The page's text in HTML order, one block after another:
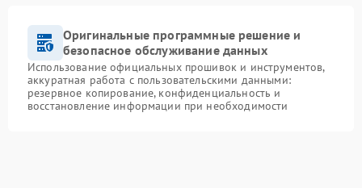
Оригинальные программные решение и
безопасное обслуживание данных
Использование официальных прошивок и инструментов,
аккуратная работа с пользовательскими данными:
резервное копирование, конфиденциальность и
восстановление информации при необходимости